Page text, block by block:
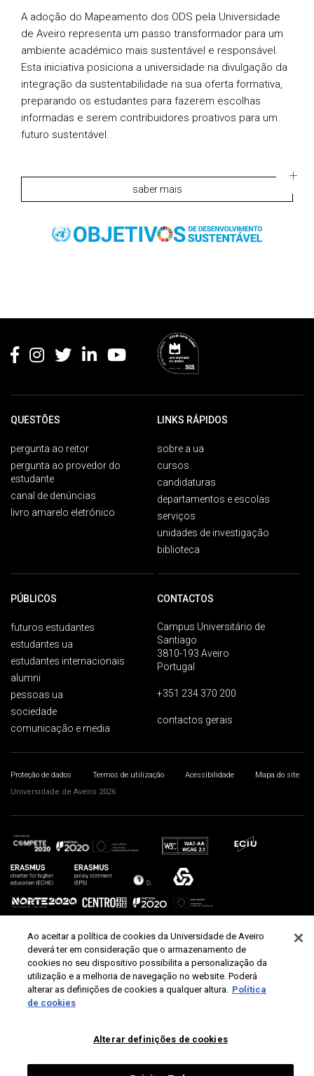
A adoção do Mapeamento dos ODS pela Universidade
de Aveiro representa um passo transformador para um
ambiente académico mais sustentável e responsável.
Esta iniciativa posiciona a universidade na divulgação da
integração da sustentabilidade na sua oferta formativa,
preparando os estudantes para fazerem escolhas
informadas e serem contribuidores proativos para um
futuro sustentável.
saber mais
QUESTÕES
pergunta ao reitor
pergunta ao provedor do
estudante
canal de denúncias
livro amarelo eletrónico
LINKS RÁPIDOS
sobre a ua
cursos
candidaturas
departamentos e escolas
serviços
unidades de investigação
biblioteca
PÚBLICOS
futuros estudantes
estudantes ua
estudantes internacionais
alumni
pessoas ua
sociedade
comunicação e media
CONTACTOS
Campus Universitário de
Santiago
3810-193 Aveiro
Portugal
+351 234 370 200
contactos gerais
Proteção de dados Termos de utilização Acessibilidade
Mapa do site
Universidade de Aveiro 2026
Ao aceitar a política de cookies da Universidade de Aveiro
deverá ter em consideração que o armazenamento de
cookies no seu dispositivo possibilita a personalização da
utilização e a melhoria de navegação no website. Poderá
alterar as definições de cookies a qualquer altura. Política
de cookies
Alterar definições de cookies